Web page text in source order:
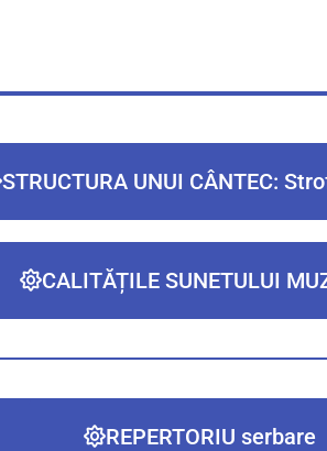
STRUCTURA UNUI CÂNTEC:
CALITĂȚILE SUNETULUI
REPERTORIU serbare